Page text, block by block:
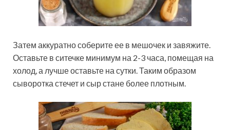
Затем аккуратно соберите ее в мешочек и завяжите.
Оставьте в ситечке минимум на 2-3 часа, помещая на
холод, а лучше оставьте на сутки. Таким образом
сыворотка стечет и сыр стане более плотным.